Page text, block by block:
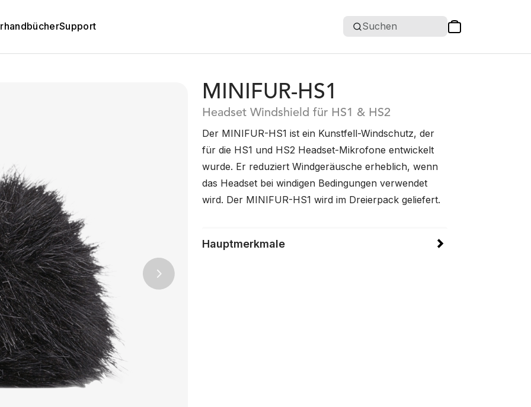
Support Suchen
Next
MINIFUR-HS1
Headset Windshield für HS1 & HS2
Der MINIFUR-HS1 ist ein Kunstfell-Windschutz, der
für die HS1 und HS2 Headset-Mikrofone entwickelt
wurde. Er reduziert Windgeräusche erheblich, wenn
das Headset bei windigen Bedingungen verwendet
wird. Der MINIFUR-HS1 wird im Dreierpack geliefert.
Hauptmerkmale